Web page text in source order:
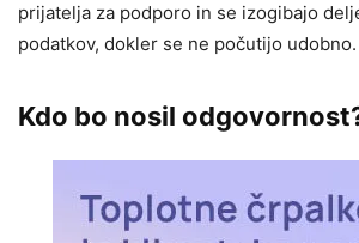
prijatelja za podporo in se izogibajo
podatkov, dokler se ne počutijo udobno.
Kdo bo nosil